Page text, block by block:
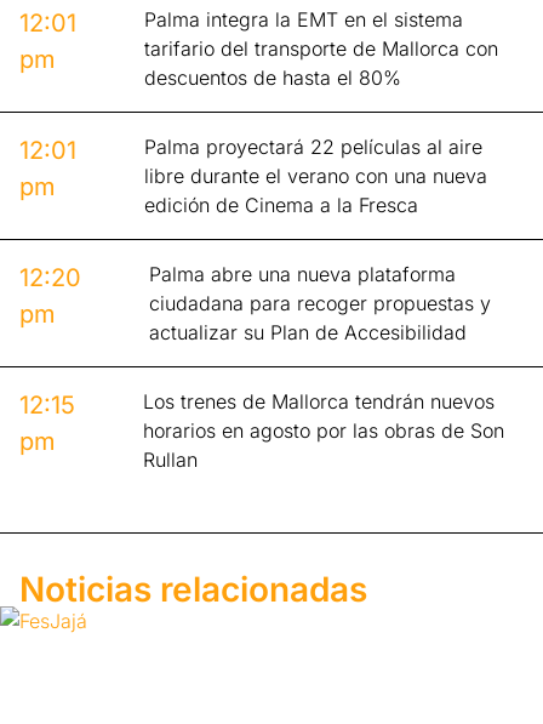
12:01
pm
Palma integra la EMT en el sistema
tarifario del transporte de Mallorca con
descuentos de hasta el 80%
12:01
pm
Palma proyectará 22 películas al aire
libre durante el verano con una nueva
edición de Cinema a la Fresca
12:20
pm
Palma abre una nueva plataforma
ciudadana para recoger propuestas y
actualizar su Plan de Accesibilidad
12:15
pm
Los trenes de Mallorca tendrán nuevos
horarios en agosto por las obras de Son
Rullan
Noticias relacionadas